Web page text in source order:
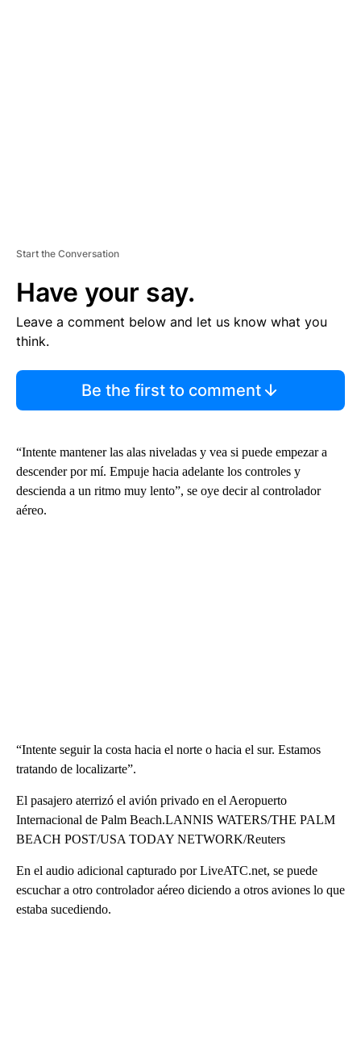
Start the Conversation
Have your say.
Leave a comment below and let us know what you
think.
Be the first to comment
“Intente mantener las alas niveladas y vea si puede empezar a
descender por mí. Empuje hacia adelante los controles y
descienda a un ritmo muy lento”, se oye decir al controlador
aéreo.
“Intente seguir la costa hacia el norte o hacia el sur. Estamos
tratando de localizarte”.
El pasajero aterrizó el avión privado en el Aeropuerto
Internacional de Palm Beach.LANNIS WATERS/THE PALM
BEACH POST/USA TODAY NETWORK/Reuters
En el audio adicional capturado por LiveATC.net, se puede
escuchar a otro controlador aéreo diciendo a otros aviones lo que
estaba sucediendo.